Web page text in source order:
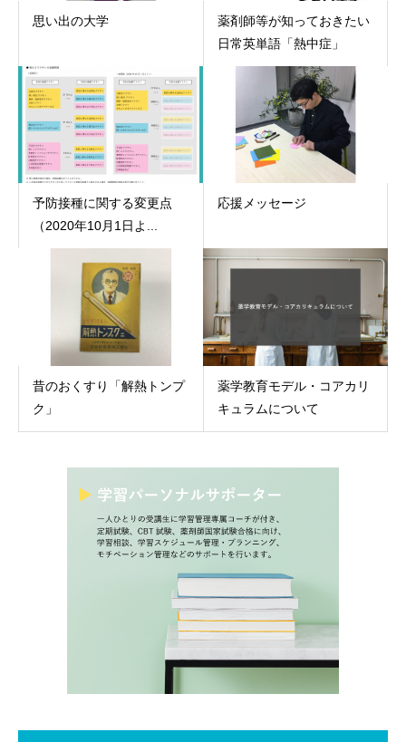
思い出の大学
薬剤師等が知っておきたい
日常英単語「熱中症」
予防接種に関する変更点
（2020年10月1日よ...
応援メッセージ
昔のおくすり「解熱トンプ
ク」
薬学教育モデル・コアカリ
キュラムについて